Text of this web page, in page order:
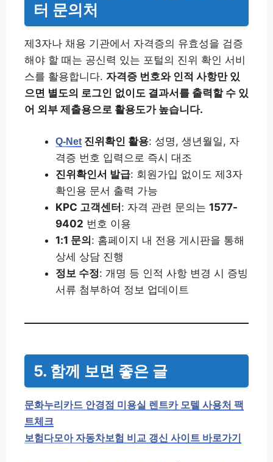
터 문의처
제3자나 채용 기관에서 자격증의 유효성을 검증
해야 할 때는 공신력 있는 포털의 진위 확인 서비
스를 활용합니다. 자격증 번호와 인적 사항만 있
으면 별도의 로그인 없이도 결과서를 출력할 수 있
어 외부 제출용으로 활용도가 높습니다.
Q-Net 진위확인 활용: 성명, 생년월일, 자
격증 번호 입력으로 즉시 대조
진위확인서 발급: 회원가입 없이도 제3자
확인용 문서 출력 가능
KPC 고객센터 : 자격 관련 문의는 1577-
9402 번호 이용
1:1 문의 : 홈페이지 내 전용 게시판을 통해
상세 상담 진행
정보 수정: 개명 등 인적 사항 변경 시 증빙
서류 첨부하여 정보 업데이트
5. 함께 보면 좋은 글
문화누리카드 안경점 미용실 렌트카 모텔 사용처 팩
트체크
보험다모아 자동차보험 비교 갱신 사이트 바로가기